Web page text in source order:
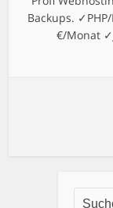
Backups.
€/Monat